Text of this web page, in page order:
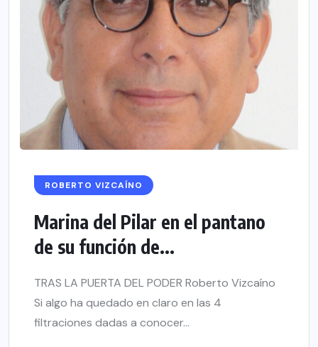
ROBERTO VIZCAÍNO
Marina del Pilar en el pantano
de su función de...
TRAS LA PUERTA DEL PODER Roberto Vizcaíno
Si algo ha quedado en claro en las 4
filtraciones dadas a conocer...